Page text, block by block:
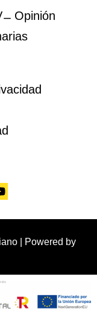
Opinión
| Powered by